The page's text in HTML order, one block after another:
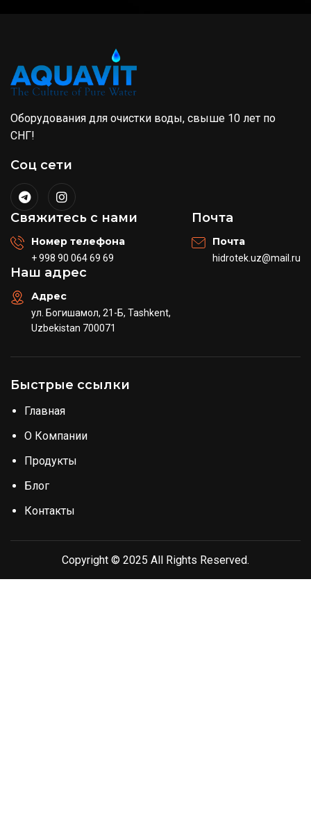
Оборудования для очистки воды, свыше 10 лет по
СНГ!
Соц сети
Свяжитесь с нами
Номер телефона
+ 998 90 064 69 69
Почта
Почта
hidrotek.uz@mail.ru
Наш адрес
Адрес
ул. Богишамол, 21-Б, Tashkent,
Uzbekistan 700071
Быстрые ссылки
Главная
О Компании
Продукты
Блог
Контакты
Copyright © 2025 All Rights Reserved.